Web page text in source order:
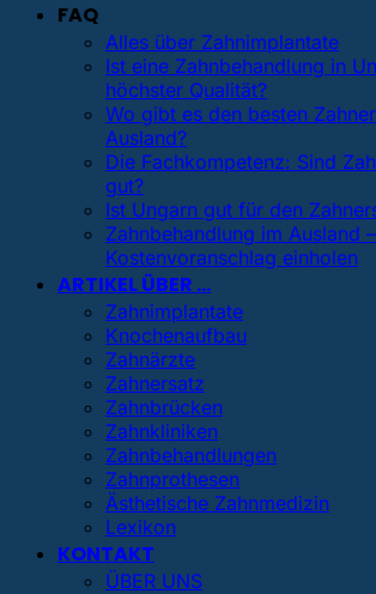
FAQ
Alles über Zahnimplantate
Ist eine Zahnbehandlung in
höchster Qualität?
Wo gibt es den besten
Ausland?
Die Fachkompetenz: Sind
gut?
Ist Ungarn gut für den
Zahnbehandlung im Ausland –
Kostenvoranschlag einholen
ARTIKEL ÜBER …
Zahnimplantate
Knochenaufbau
Zahnärzte
Zahnersatz
Zahnbrücken
Zahnkliniken
Zahnbehandlungen
Zahnprothesen
Ästhetische Zahnmedizin
Lexikon
KONTAKT
ÜBER UNS